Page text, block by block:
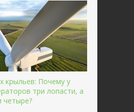
крыльев: Почему у
три лопасти, а
четыре?